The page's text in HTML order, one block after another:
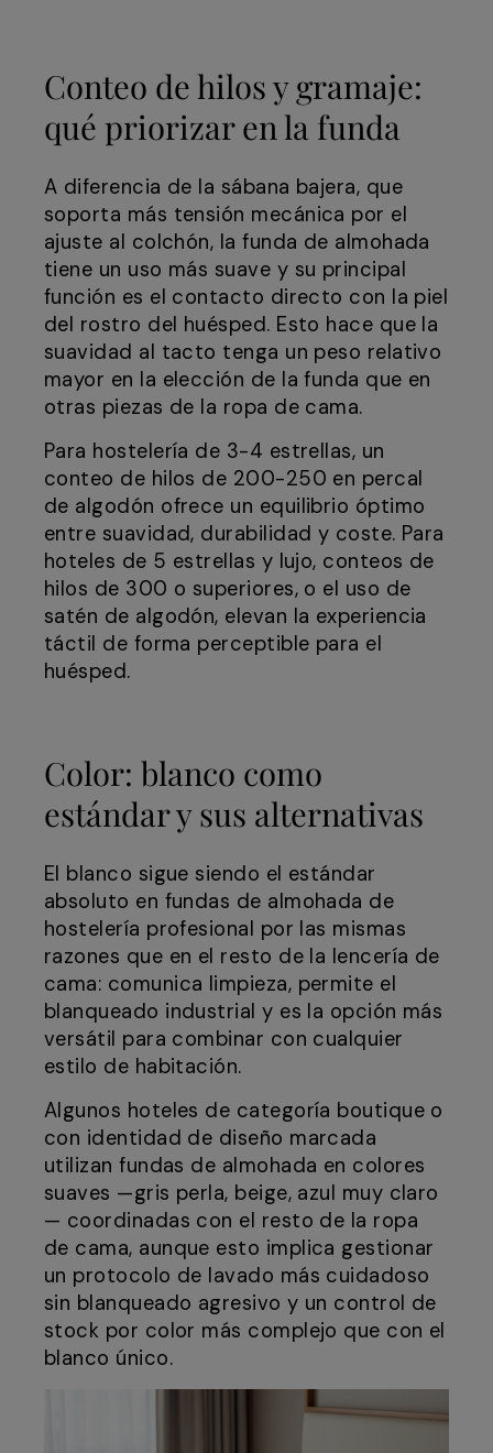
Conteo de hilos y gramaje:
qué priorizar en la funda
A diferencia de la sábana bajera, que
soporta más tensión mecánica por el
ajuste al colchón, la funda de almohada
tiene un uso más suave y su principal
función es el contacto directo con la piel
del rostro del huésped. Esto hace que la
suavidad al tacto tenga un peso relativo
mayor en la elección de la funda que en
otras piezas de la ropa de cama.
Para hostelería de 3-4 estrellas, un
conteo de hilos de 200-250 en percal
de algodón ofrece un equilibrio óptimo
entre suavidad, durabilidad y coste. Para
hoteles de 5 estrellas y lujo, conteos de
hilos de 300 o superiores, o el uso de
satén de algodón, elevan la experiencia
táctil de forma perceptible para el
huésped.
Color: blanco como
estándar y sus alternativas
El blanco sigue siendo el estándar
absoluto en fundas de almohada de
hostelería profesional por las mismas
razones que en el resto de la lencería de
cama: comunica limpieza, permite el
blanqueado industrial y es la opción más
versátil para combinar con cualquier
estilo de habitación.
Algunos hoteles de categoría boutique o
con identidad de diseño marcada
utilizan fundas de almohada en colores
suaves —gris perla, beige, azul muy claro
— coordinadas con el resto de la ropa
de cama, aunque esto implica gestionar
un protocolo de lavado más cuidadoso
sin blanqueado agresivo y un control de
stock por color más complejo que con el
blanco único.